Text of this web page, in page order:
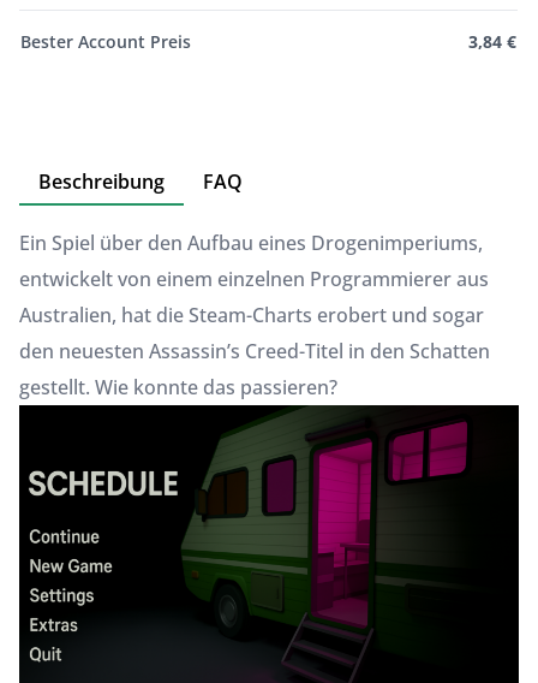
Bester Account Preis 3,84 €
Beschreibung FAQ
Ein Spiel über den Aufbau eines Drogenimperiums,
entwickelt von einem einzelnen Programmierer aus
Australien, hat die Steam-Charts erobert und sogar
den neuesten Assassin’s Creed-Titel in den Schatten
gestellt. Wie konnte das passieren?